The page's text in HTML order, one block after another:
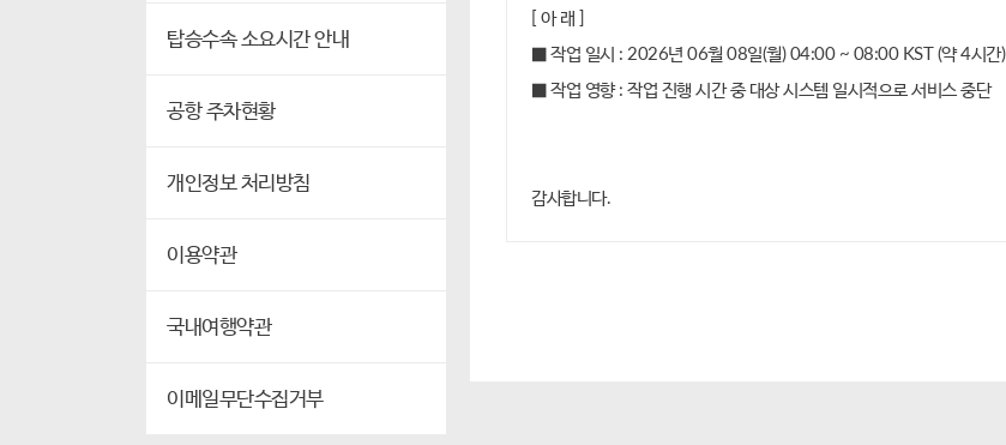
탑승수속 소요시간 안내
공항 주차현황
개인정보 처리방침
이용약관
국내여행약관
이메일무단수집거부
[ 아 래 ]
■ 작업 일시 : 2026년 06월 08일(월) 04:00 ~ 08:00 KST (약 4시간)
■ 작업 영향 : 작업 진행 시간 중 대상 시스템 일시적으로 서비스 중단
감사합니다.